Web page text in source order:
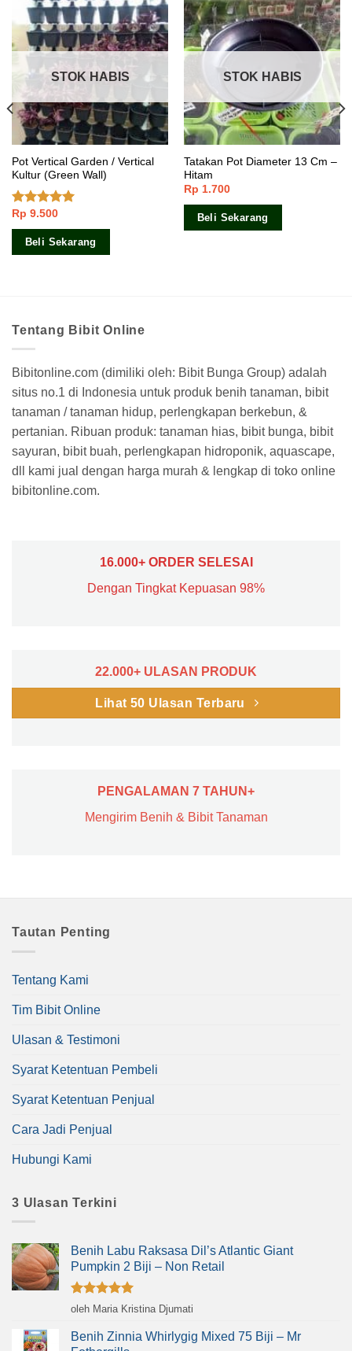
STOK HABIS
Pot Vertical Garden / Vertical
Kultur (Green Wall)
Dinilai5.00
dari 5
Rp 9.500
Beli Sekarang
STOK HABIS
Tatakan Pot Diameter 13 Cm –
Hitam
Rp 1.700
Beli Sekarang
Tentang Bibit Online
Bibitonline.com (dimiliki oleh: Bibit Bunga Group) adalah
situs no.1 di Indonesia untuk produk benih tanaman, bibit
tanaman / tanaman hidup, perlengkapan berkebun, &
pertanian. Ribuan produk: tanaman hias, bibit bunga, bibit
sayuran, bibit buah, perlengkapan hidroponik, aquascape,
dll kami jual dengan harga murah & lengkap di toko online
bibitonline.com.
16.000+ ORDER SELESAI
Dengan Tingkat Kepuasan 98%
22.000+ ULASAN PRODUK
Lihat 50 Ulasan Terbaru
PENGALAMAN 7 TAHUN+
Mengirim Benih & Bibit Tanaman
Tautan Penting
Tentang Kami
Tim Bibit Online
Ulasan & Testimoni
Syarat Ketentuan Pembeli
Syarat Ketentuan Penjual
Cara Jadi Penjual
Hubungi Kami
3 Ulasan Terkini
Benih Labu Raksasa Dil’s Atlantic Giant
Pumpkin 2 Biji – Non Retail
Dinilai5
oleh Maria Kristina Djumati
Benih Zinnia Whirlygig Mixed 75 Biji – Mr